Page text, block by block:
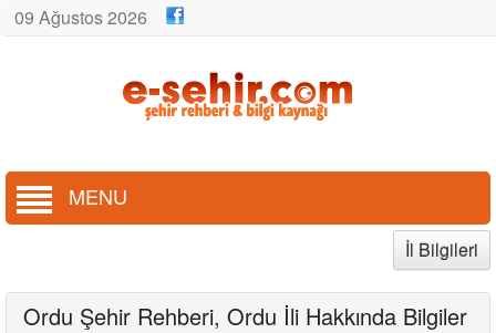
09 Ağustos 2026
MENU
İl Bilgileri
Ordu Şehir Rehberi, Ordu İli Hakkında Bilgiler